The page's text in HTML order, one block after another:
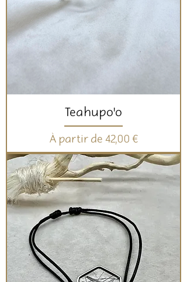
Teahupo'o
À partir de 42,00 €
Prix promotionnel